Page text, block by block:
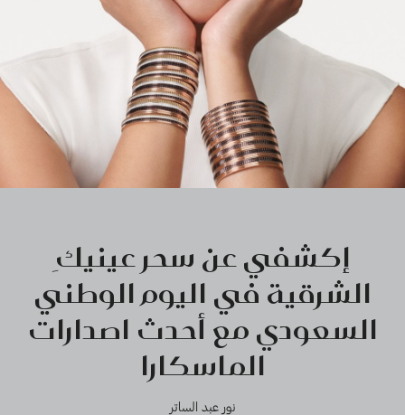
إكشفي عن سحر عينيكِ
الشرقية في اليوم الوطني
السعودي مع أحدث اصدارات
الماسكارا
نور عبد الساتر